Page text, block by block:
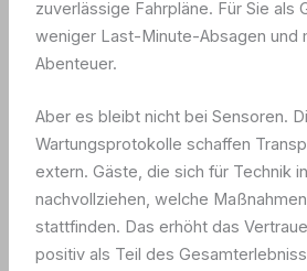
zuverlässige Fahrpläne. Für Sie als
weniger Last-Minute-Absagen und
Abenteuer.
Aber es bleibt nicht bei Sensoren.
Wartungsprotokolle schaffen
extern. Gäste, die sich für Technik
nachvollziehen, welche
stattfinden. Das erhöht das
positiv als Teil des